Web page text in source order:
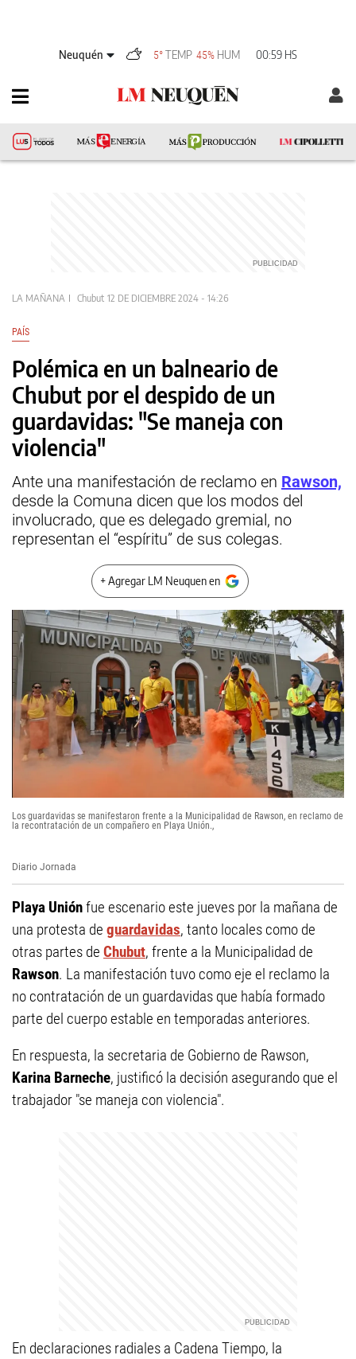
Neuquén 5°TEMP 45% HUM 00:59 HS
LA MAÑANA Chubut 12 DE DICIEMBRE 2024 - 14:26
PAÍS
Polémica en un balneario de
Chubut por el despido de un
guardavidas: "Se maneja con
violencia"
Ante una manifestación de reclamo en Rawson,
desde la Comuna dicen que los modos del
involucrado, que es delegado gremial, no
representan el “espíritu” de sus colegas.
+ Agregar LM Neuquen en
Los guardavidas se manifestaron frente a la Municipalidad de Rawson, en reclamo de
la recontratación de un compañero en Playa Unión.,
Diario Jornada
Playa Uniónfue escenario este jueves por la mañana de
una protesta de guardavidas, tanto locales como de
otras partes de Chubut, frente a la Municipalidad de
Rawson. La manifestación tuvo como eje el reclamo la
no contratación de un guardavidas que había formado
parte del cuerpo estable en temporadas anteriores.
En respuesta, la secretaria de Gobierno de Rawson,
Karina Barneche, justificó la decisión asegurando que el
trabajador "se maneja con violencia".
En declaraciones radiales a Cadena Tiempo, la